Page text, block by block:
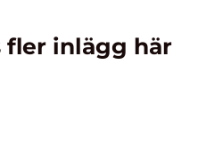
fler inlägg här